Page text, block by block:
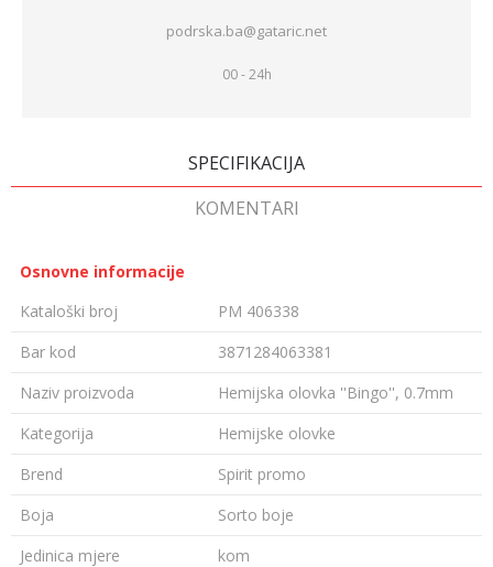
podrska.ba@gataric.net
00 - 24h
SPECIFIKACIJA
KOMENTARI
Osnovne informacije
Kataloški broj
PM 406338
Bar kod
3871284063381
Naziv proizvoda
Hemijska olovka ''Bingo'', 0.7mm
Kategorija
Hemijske olovke
Brend
Spirit promo
Boja
Sorto boje
Jedinica mjere
kom